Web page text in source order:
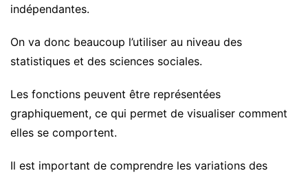
indépendantes.
On va donc beaucoup l’utiliser au niveau des
statistiques et des sciences sociales.
Les fonctions peuvent être représentées
graphiquement, ce qui permet de visualiser comment
elles se comportent.
Il est important de comprendre les variations des